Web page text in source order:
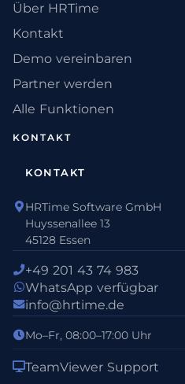
Über HRTime
Kontakt
Demo vereinbaren
Partner werden
Alle Funktionen
KONTAKT
KONTAKT
HRTime Software GmbH
Huyssenallee 13
45128 Essen
+49 201 43 74 983
WhatsApp verfügbar
info@hrtime.de
Mo–Fr, 08:00–17:00 Uhr
TeamViewer Support